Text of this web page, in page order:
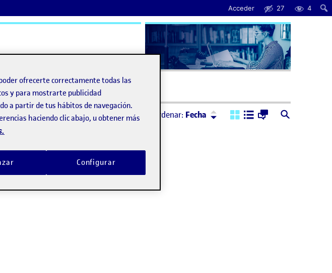
Acceder 27 4
Ayuda
Ordenar: Fecha Ordenar:Descendente
ofrecerte correctamente todas las
y para mostrarte publicidad
a partir de tus hábitos de navegación.
haciendo clic abajo, u obtener más
Configurar